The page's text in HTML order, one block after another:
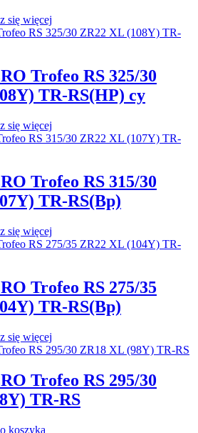
się więcej
Trofeo RS 325/30
TR-RS(HP) cy
się więcej
Trofeo RS 315/30
TR-RS(Bp)
się więcej
Trofeo RS 275/35
TR-RS(Bp)
się więcej
Trofeo RS 295/30
TR-RS
koszyka